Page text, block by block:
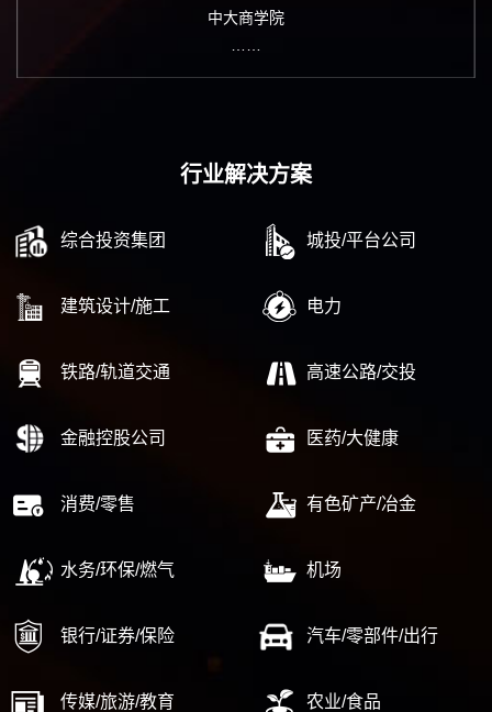
中大商学院
行业解决方案
综合投资集团 城投/平台公司
建筑设计/施工 电力
铁路/轨道交通 高速公路/交投
金融控股公司 医药/大健康
消费/零售 有色矿产/冶金
水务/环保/燃气 机场
银行/证券/保险 汽车/零部件/出行
传媒/旅游/教育 农业/食品